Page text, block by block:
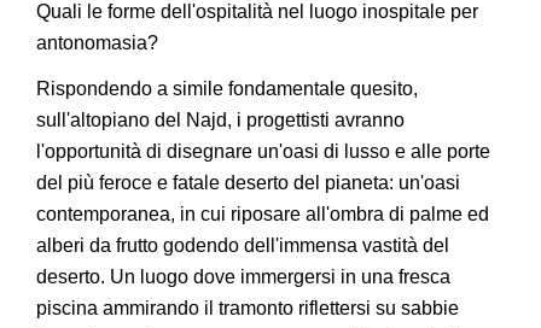
Quali le forme dell'ospitalità nel luogo inospitale per
antonomasia?
Rispondendo a simile fondamentale quesito,
sull'altopiano del Najd, i progettisti avranno
l'opportunità di disegnare un'oasi di lusso e alle porte
del più feroce e fatale deserto del pianeta: un'oasi
contemporanea, in cui riposare all'ombra di palme ed
alberi da frutto godendo dell'immensa vastità del
deserto. Un luogo dove immergersi in una fresca
piscina ammirando il tramonto riflettersi su sabbie